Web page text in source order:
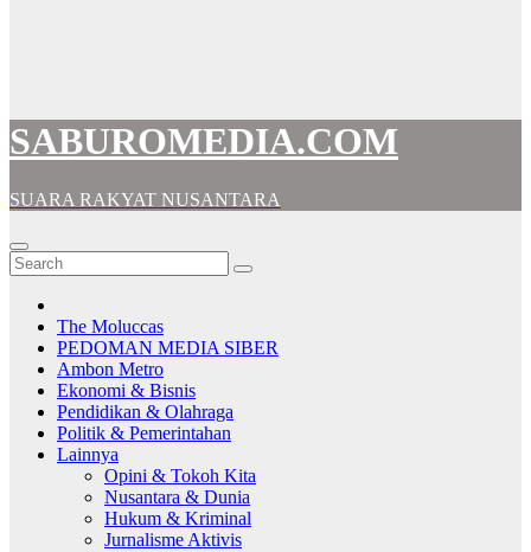
SABUROMEDIA.COM
SUARA RAKYAT NUSANTARA
The Moluccas
PEDOMAN MEDIA SIBER
Ambon Metro
Ekonomi & Bisnis
Pendidikan & Olahraga
Politik & Pemerintahan
Lainnya
Opini & Tokoh Kita
Nusantara & Dunia
Hukum & Kriminal
Jurnalisme Aktivis